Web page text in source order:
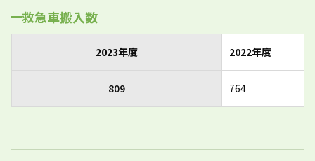
救急車搬入数
2023年度 2022年度
809 764